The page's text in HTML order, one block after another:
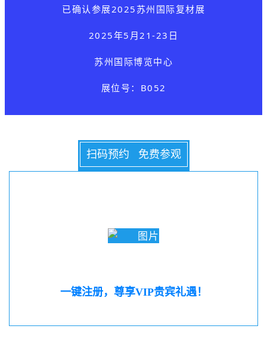
已确认参展2025苏州国际复材展
2025年5月21-23日
苏州国际博览中心
展位号：B052
扫码预约 免费参观
一键注册，尊享VIP贵宾礼遇！